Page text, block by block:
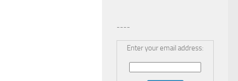
----
Enter your email address: